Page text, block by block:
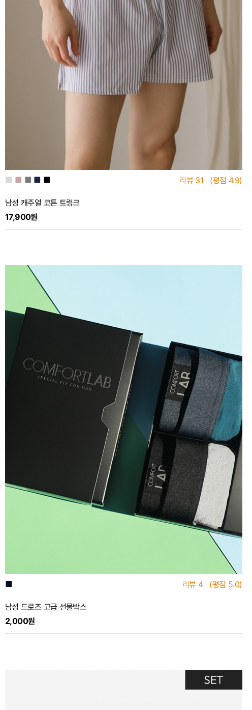
■ ■ ■ ■ ■ 리뷰 31 (평점 4.9)
남성 캐주얼 코튼 트렁크
17,900원
■ 리뷰 4 (평점 5.0)
남성 드로즈 고급 선물박스
2,000원